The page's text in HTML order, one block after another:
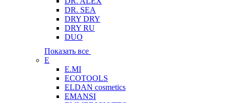
DR. SEA
DRY DRY
DRY RU
DUO
Показать все
E
E.MI
ECOTOOLS
ELDAN cosmetics
EMANSI